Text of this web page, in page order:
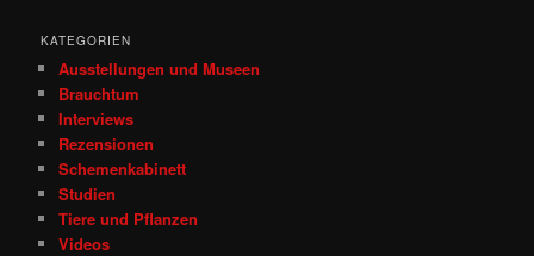
h
KATEGORIEN
Ausstellungen und Museen
Brauchtum
Interviews
Rezensionen
Schemenkabinett
Studien
Tiere und Pflanzen
Videos